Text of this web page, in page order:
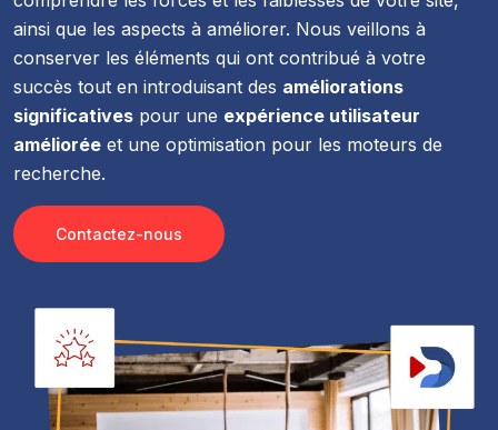
ainsi que les aspects à améliorer. Nous veillons à
conserver les éléments qui ont contribué à votre
succès tout en introduisant des améliorations
significatives pour une expérience utilisateur
améliorée et une optimisation pour les moteurs de
recherche.
Contactez-nous